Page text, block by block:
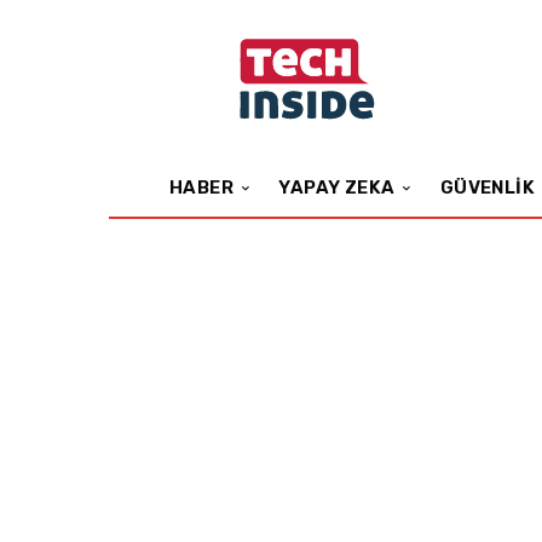
HABER YAPAY ZEKA GÜVENLIK